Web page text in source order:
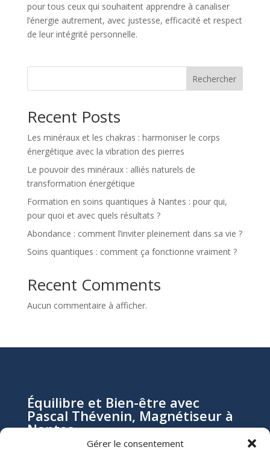
Gérer le consentement
pour tous ceux qui souhaitent apprendre à canaliser
l’énergie autrement, avec justesse, efficacité et respect
de leur intégrité personnelle.
Rechercher
Recent Posts
Les minéraux et les chakras : harmoniser le corps
énergétique avec la vibration des pierres
Le pouvoir des minéraux : alliés naturels de
transformation énergétique
Formation en soins quantiques à Nantes : pour qui,
pour quoi et avec quels résultats ?
Abondance : comment l’inviter pleinement dans sa vie ?
Soins quantiques : comment ça fonctionne vraiment ?
Recent Comments
Aucun commentaire à afficher.
Équilibre et Bien-être avec
Pascal Thévenin, Magnétiseur à
Nantes